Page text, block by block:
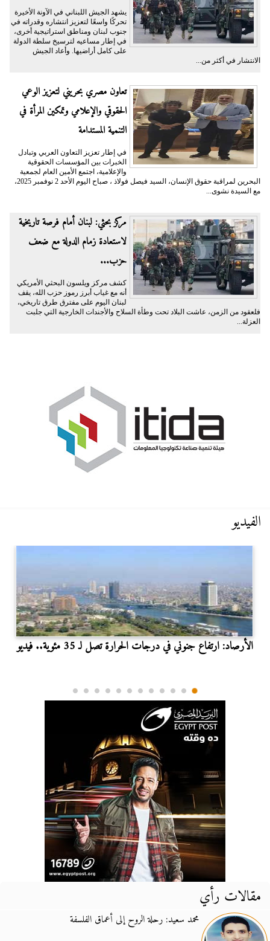
يشهد الجيش اللبناني في الآونة الأخيرة
تحركًا واسعًا لتعزيز انتشاره وقدراته في
جنوب لبنان ومناطق استراتيجية أخرى،
في إطار مساعيه لترسيخ سلطة الدولة
على كامل أراضيها. وأعاد الجيش
الانتشار في أكثر من...
تعاون مصري بحريني لتعزيز الوعي
الحقوقي والإعلامي وتمكين المرأة في
التنمية المستدامة
في إطار تعزيز التعاون العربي وتبادل
الخبرات بين المؤسسات الحقوقية
والإعلامية، اجتمع الأمين العام لجمعية
البحرين لمراقبة حقوق الإنسان، السيد فيصل فولاذ ، صباح اليوم الأحد 2 نوفمبر 2025،
مع السيدة نشوى...
مركز بحثي: لبنان أمام فرصة تاريخية
لاستعادة زمام الدولة مع ضعف
حزب...
كشف مركز ويلسون البحثي الأمريكي
أنه مع غياب أبرز رموز حزب الله، يقف
لبنان اليوم على مفترق طرق تاريخي،
فلعقود من الزمن، عاشت البلاد تحت وطأة السلاح والأجندات الخارجية التي جلبت
العزلة...
الفيديو
الأرصاد: ارتفاع جنوني في درجات الحرارة تصل لـ 35 مئوية.. فيديو
مقالات رأي
محمد سعيد: رحلة الروح إلى أعماق الفلسفة